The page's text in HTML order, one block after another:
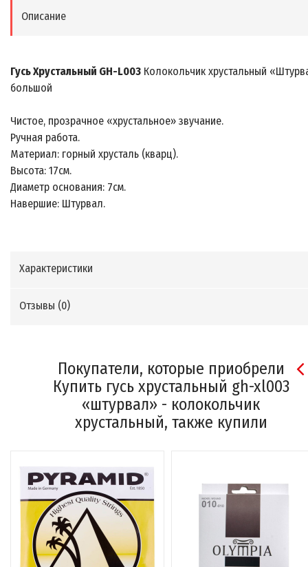
Описание
Гусь Хрустальный GH-L003 Колокольчик хрустальный
большой
Чистое, прозрачное «хрустальное» звучание.
Ручная работа.
Материал: горный хрусталь (кварц).
Высота: 17см.
Диаметр основания: 7см.
Навершие: Штурвал.
Характеристики
Отзывы (0)
Покупатели, которые приобрели
Купить гусь хрустальный gh-xl003
«штурвал» - колокольчик
хрустальный, также купили